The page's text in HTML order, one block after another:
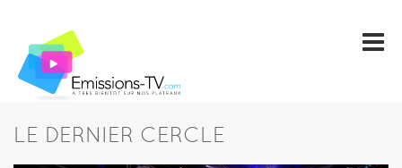
LE DERNIER CERCLE